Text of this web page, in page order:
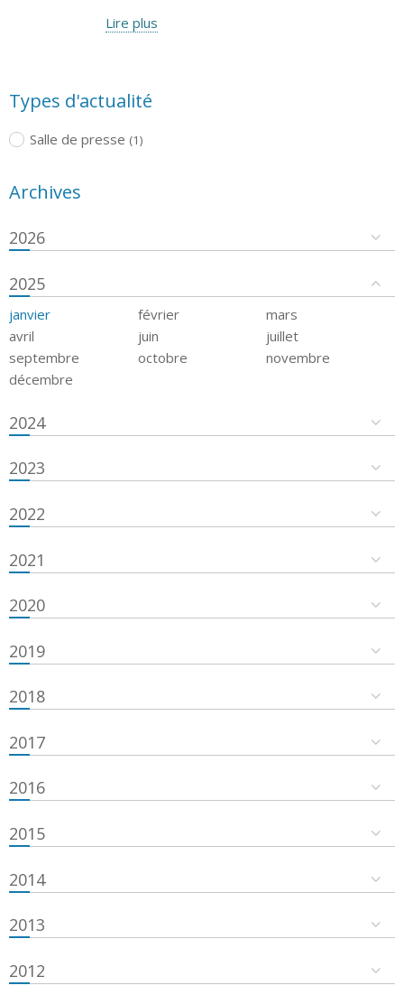
Lire plus
Types d'actualité
Salle de presse (1)
Archives
2026
2025
janvier février
mars
avril
juin
juillet
septembre
octobre
novembre
décembre
2024
2023
2022
2021
2020
2019
2018
2017
2016
2015
2014
2013
2012